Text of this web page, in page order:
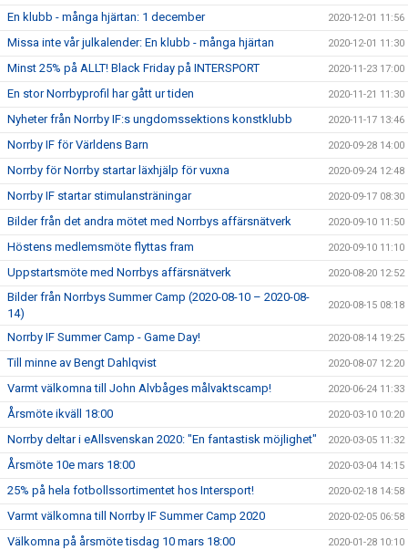
En klubb - många hjärtan: 1 december 2020-12-01 11:56
Missa inte vår julkalender: En klubb - många hjärtan 2020-12-01 11:30
Minst 25% på ALLT! Black Friday på INTERSPORT 2020-11-23 17:00
En stor Norrbyprofil har gått ur tiden 2020-11-21 11:30
Nyheter från Norrby IF:s ungdomssektions konstklubb 2020-11-17 13:46
Norrby IF för Världens Barn 2020-09-28 14:00
Norrby för Norrby startar läxhjälp för vuxna 2020-09-24 12:48
Norrby IF startar stimulansträningar 2020-09-17 08:30
Bilder från det andra mötet med Norrbys affärsnätverk 2020-09-10 11:50
Höstens medlemsmöte flyttas fram 2020-09-10 11:10
Uppstartsmöte med Norrbys affärsnätverk 2020-08-20 12:52
Bilder från Norrbys Summer Camp (2020-08-10 – 2020-08-
14)
2020-08-15 08:18
Norrby IF Summer Camp - Game Day! 2020-08-14 19:25
Till minne av Bengt Dahlqvist 2020-08-07 12:20
Varmt välkomna till John Alvbåges målvaktscamp! 2020-06-24 11:33
Årsmöte ikväll 18:00 2020-03-10 10:20
Norrby deltar i eAllsvenskan 2020: "En fantastisk möjlighet" 2020-03-05 11:32
Årsmöte 10e mars 18:00 2020-03-04 14:15
25% på hela fotbollssortimentet hos Intersport! 2020-02-18 14:58
Varmt välkomna till Norrby IF Summer Camp 2020 2020-02-05 06:58
Välkomna på årsmöte tisdag 10 mars 18:00 2020-01-28 10:10